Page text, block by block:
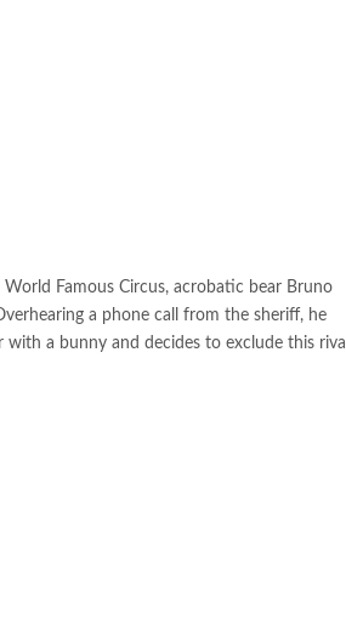
World Famous Circus, acrobatic bear Bruno
a phone call from the sheriff, he
a bunny and decides to exclude this rival